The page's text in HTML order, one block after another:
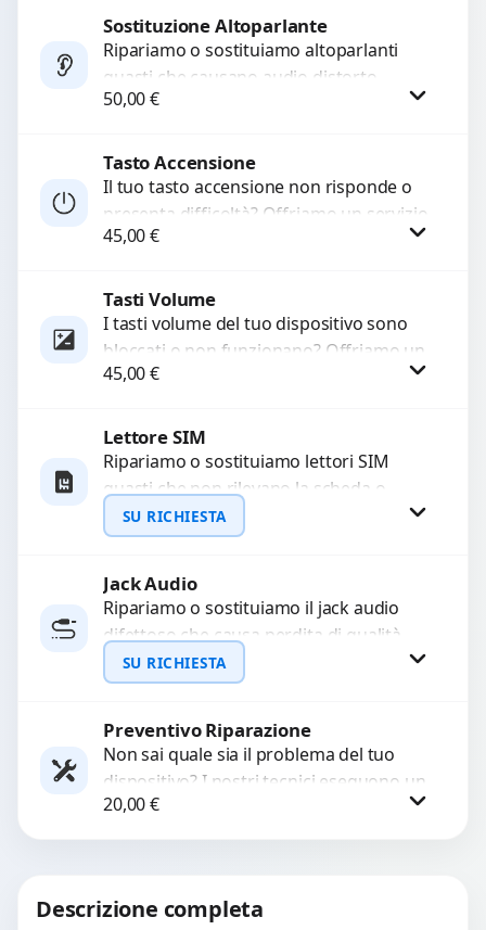
di...
Procedi
Sostituzione Altoparlante
Ripariamo o sostituiamo altoparlanti
guasti che causano audio distorto,
basso o assente. Utilizziamo ricambi di
50,00€
Procedi
Tasto Accensione
Il tuo tasto accensione non risponde o
presenta difficoltà? Offriamo un servizio
professionale di riparazione o
45,00€
Tasti Volume
I tasti volume del tuo dispositivo sono
bloccati o non funzionano? Offriamo un
servizio di riparazione o sostituzione
45,00€
Lettore SIM
Ripariamo o sostituiamo lettori SIM
guasti che non rilevano la scheda o
interrompono il segnale. Utilizziamo
ricambi testati e garantiti...
SU RICHIESTA
Richiedi Preventivo
WhatsApp
Jack Audio
Ripariamo o sostituiamo il jack audio
difettoso che causa perdita di qualità
sonora o impossibilità di collegare cuffie
e accessori....
SU RICHIESTA
Richiedi Preventivo
WhatsApp
Preventivo Riparazione
Non sai quale sia il problema del tuo
dispositivo? I nostri tecnici eseguono un
check-up completo con strumenti
avanzati per...
20,00€
Descrizione completa